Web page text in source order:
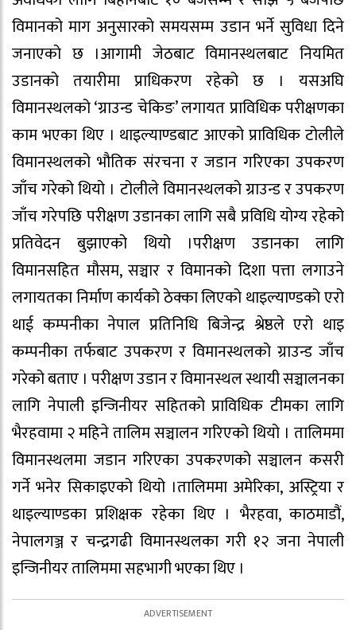
विमानको माग अनुसारको समयसम्म उडान भर्ने सुविधा दिने
जनाएको छ ।आगामी जेठबाट विमानस्थलबाट नियमित
उडानको तयारीमा प्राधिकरण रहेको छ । यसअघि
विमानस्थलको ‘ग्राउन्ड चेकिङ’ लगायत प्राविधिक परीक्षणका
काम भएका थिए । थाइल्याण्डबाट आएको प्राविधिक टोलीले
विमानस्थलको भौतिक संरचना र जडान गरिएका उपकरण
जाँच गरेको थियो । टोलीले विमानस्थलको ग्राउन्ड र उपकरण
जाँच गरेपछि परीक्षण उडानका लागि सबै प्रविधि योग्य रहेको
प्रतिवेदन बुझाएको थियो ।परीक्षण उडानका लागि
विमानसहित मौसम, सञ्चार र विमानको दिशा पत्ता लगाउने
लगायतका निर्माण कार्यको ठेक्का लिएको थाइल्याण्डको एरो
थाई कम्पनीका नेपाल प्रतिनिधि बिजेन्द्र श्रेष्ठले एरो थाइ
कम्पनीका तर्फबाट उपकरण र विमानस्थलको ग्राउन्ड जाँच
गरेको बताए । परीक्षण उडान र विमानस्थल स्थायी सञ्चालनका
लागि नेपाली इन्जिनीयर सहितको प्राविधिक टीमका लागि
भैरहवामा २ महिने तालिम सञ्चालन गरिएको थियो । तालिममा
विमानस्थलमा जडान गरिएका उपकरणको सञ्चालन कसरी
गर्ने भनेर सिकाइएको थियो ।तालिममा अमेरिका, अस्ट्रिया र
थाइल्याण्डका प्रशिक्षक रहेका थिए । भैरहवा, काठमाडौं,
नेपालगञ्ज र चन्द्रगढी विमानस्थलका गरी १२ जना नेपाली
इन्जिनीयर तालिममा सहभागी भएका थिए ।